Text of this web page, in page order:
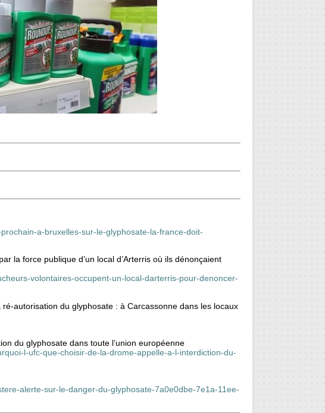
a-bruxelles-sur-le-glyphosate-la-france-doit-
la force publique d’un local d’Arterris où ils dénonçaient
volontaires-occupent-un-local-darterris-pour-denoncer-
autorisation du glyphosate : à Carcassonne dans les locaux
du glyphosate dans toute l’union européenne
l-ufc-que-choisir-de-la-drome-appelle-a-l-interdiction-du-
alerte-sur-le-danger-du-glyphosate-7a0e0dbe-7e1a-11ee-